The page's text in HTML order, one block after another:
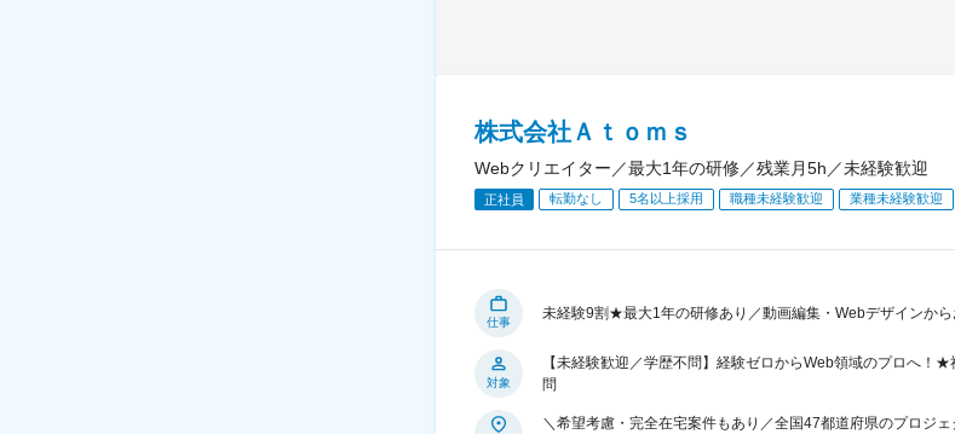
株式会社Ａｔｏｍｓ
Webクリエイター／最大1年の研修／残業月5h／未経験歓迎
正社員 転勤なし 5名以上採用 職種未経験歓迎 業種未経験歓迎
仕事
未経験9割★最大1年の研修あり／動画編集・Webデザインか
対象
【未経験歓迎／学歴不問】経験ゼロからWeb領域のプロへ！★
問
＼希望考慮・完全在宅案件もあり／全国47都道府県のプロジ